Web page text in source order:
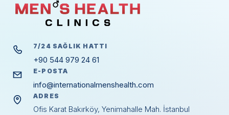
7/24 SAĞLIK HATTI
+90 544 979 24 61
E-POSTA
info@internationalmenshealth.com
ADRES
Ofis Karat Bakırköy, Yenimahalle Mah. İstanbul